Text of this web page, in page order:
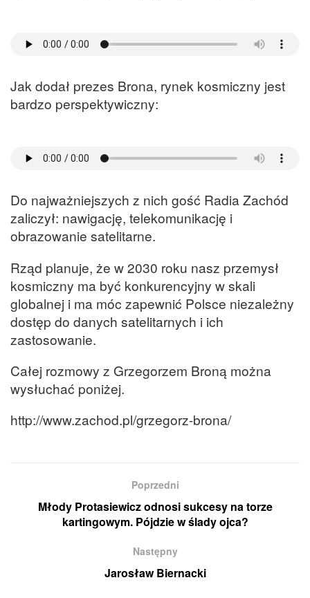
Jak dodał prezes Brona, rynek kosmiczny jest
bardzo perspektywiczny:
Do najważniejszych z nich gość Radia Zachód
zaliczył: nawigację, telekomunikację i
obrazowanie satelitarne.
Rząd planuje, że w 2030 roku nasz przemysł
kosmiczny ma być konkurencyjny w skali
globalnej i ma móc zapewnić Polsce niezależny
dostęp do danych satelitarnych i ich
zastosowanie.
Całej rozmowy z Grzegorzem Broną można
wysłuchać poniżej.
http://www.zachod.pl/grzegorz-brona/
Poprzedni
Młody Protasiewicz odnosi sukcesy na torze
kartingowym. Pójdzie w ślady ojca?
Następny
Jarosław Biernacki